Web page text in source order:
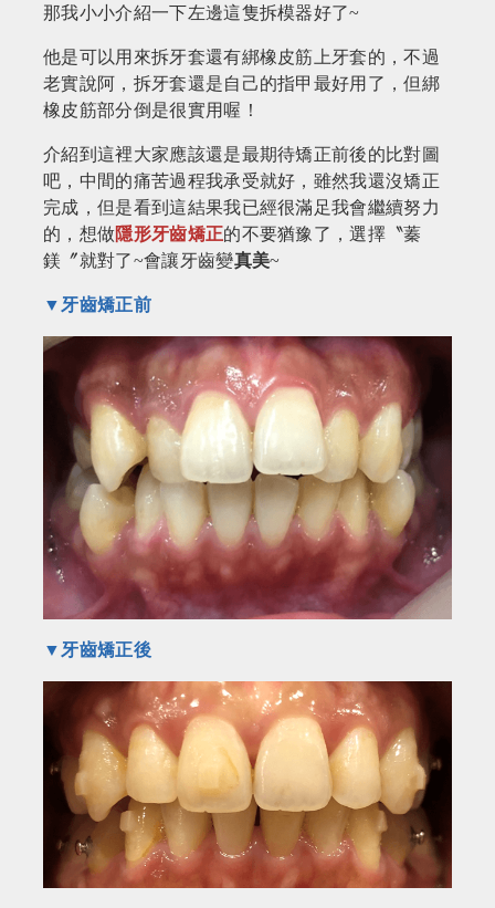
那我小小介紹一下左邊這隻拆模器好了~
他是可以用來拆牙套還有綁橡皮筋上牙套的，不過
老實說阿，拆牙套還是自己的指甲最好用了，但綁
橡皮筋部分倒是很實用喔！
介紹到這裡大家應該還是最期待矯正前後的比對圖
吧，中間的痛苦過程我承受就好，雖然我還沒矯正
完成，但是看到這結果我已經很滿足我會繼續努力
的，想做隱形牙齒矯正的不要猶豫了，選擇〝蓁
鎂〞就對了~會讓牙齒變真美~
▼牙齒矯正前
▼牙齒矯正後